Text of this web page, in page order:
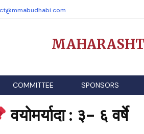
COMMITTEE SPONSORS
वयोमर्यादा : ३- ६ वर्षे